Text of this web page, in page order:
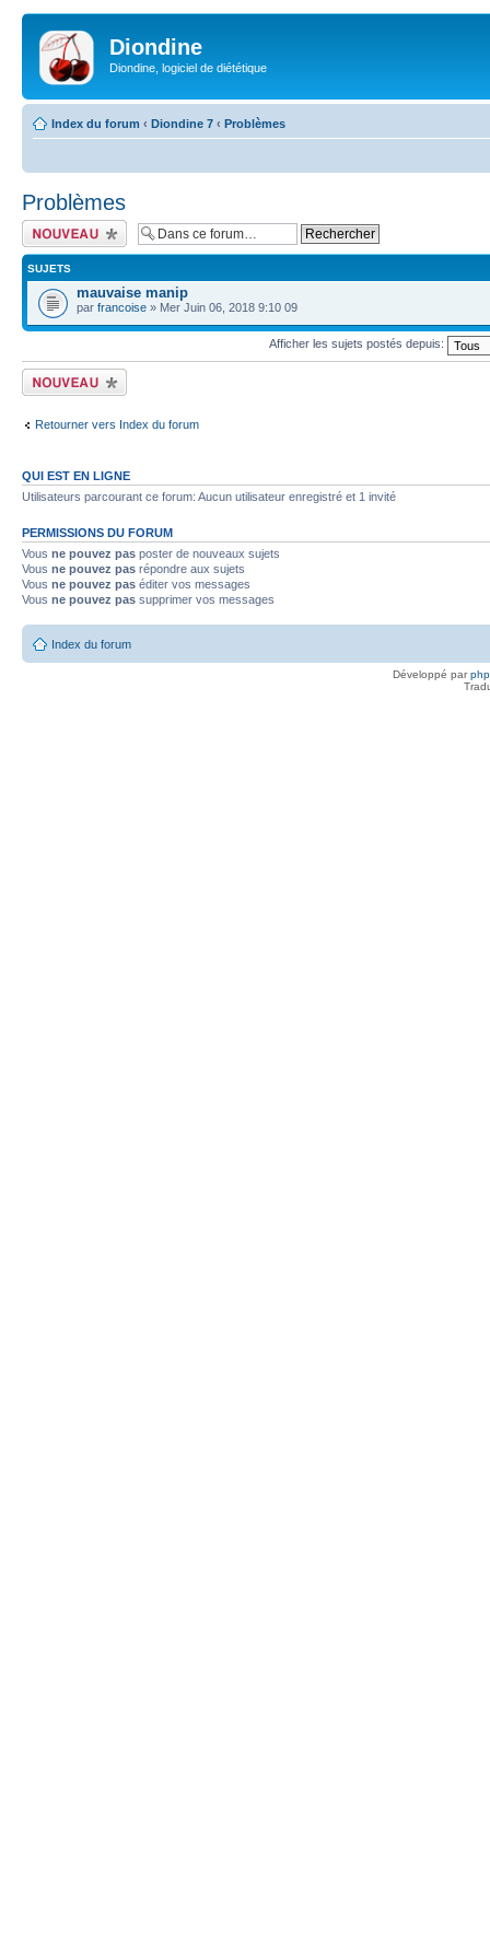
Diondine
Diondine, logiciel de diététique
Index du forum ‹ Diondine 7 ‹ Problèmes
Problèmes
Écrire un nouveau
sujet
SUJETS
mauvaise manip
par francoise » Mer Juin 06, 2018 9:10 09
Afficher les sujets postés depuis:
Écrire un nouveau
sujet
Retourner vers Index du forum
QUI EST EN LIGNE
Utilisateurs parcourant ce forum: Aucun utilisateur enregistré et 1 invité
PERMISSIONS DU FORUM
Vous ne pouvez pas poster de nouveaux sujets
Vous ne pouvez pas répondre aux sujets
Vous ne pouvez pas éditer vos messages
Vous ne pouvez pas supprimer vos messages
Index du forum
Développé par